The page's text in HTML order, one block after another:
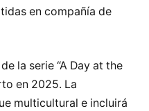
en compañía de
la serie “A Day at the
en 2025. La
multicultural e incluirá